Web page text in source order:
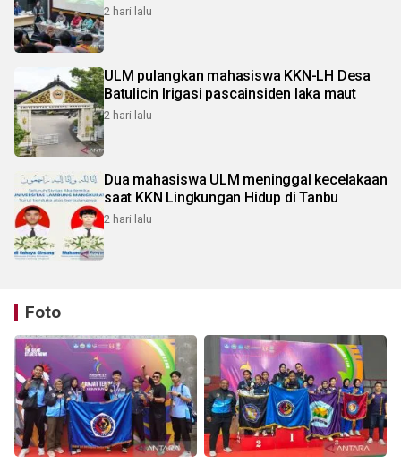
2 hari lalu
ULM pulangkan mahasiswa KKN-LH Desa
Batulicin Irigasi pascainsiden laka maut
2 hari lalu
Dua mahasiswa ULM meninggal kecelakaan
saat KKN Lingkungan Hidup di Tanbu
2 hari lalu
Foto